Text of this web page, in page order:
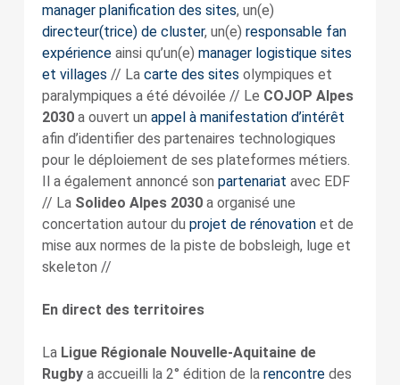
manager planification des sites, un(e)
directeur(trice) de cluster, un(e) responsable fan
expérienceainsi qu’un(e) manager logistique sites
et villages // La carte des sites olympiques et
paralympiques a été dévoilée // Le COJOP Alpes
2030a ouvert un appel à manifestation d’intérêt
afin d’identifier des partenaires technologiques
pour le déploiement de ses plateformes métiers.
Il a également annoncé son partenariat avec EDF
// La Solideo Alpes 2030a organisé une
concertation autour du projet de rénovationet de
mise aux normes de la piste de bobsleigh, luge et
skeleton //
En direct des territoires
La Ligue Régionale Nouvelle-Aquitaine de
Rugbya accueilli la 2° édition de la rencontredes